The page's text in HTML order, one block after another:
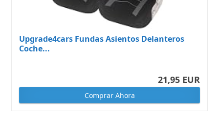
Upgrade4cars Fundas Asientos Delanteros
Coche...
21,95 EUR
Comprar Ahora